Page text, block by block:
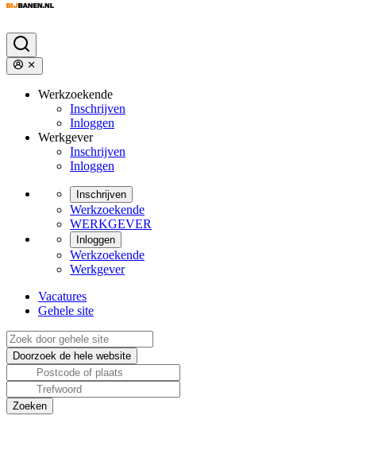
Werkzoekende
Inschrijven
Inloggen
Werkgever
Inschrijven
Inloggen
Inschrijven
Werkzoekende
WERKGEVER
Inloggen
Werkzoekende
Werkgever
Vacatures
Gehele site